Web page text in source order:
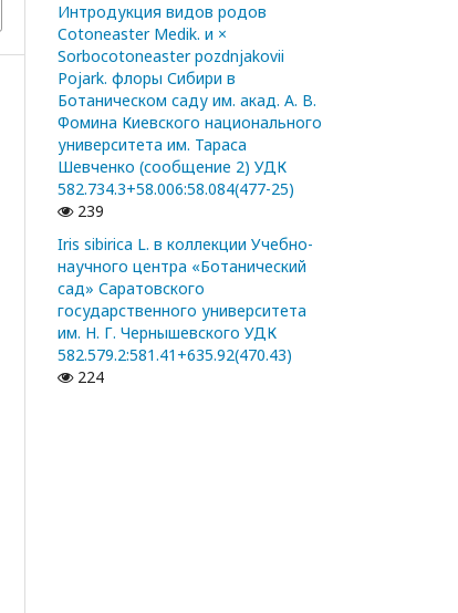
Интродукция видов родов
Cotoneaster Medik. и ×
Sorbocotoneaster pozdnjakovii
Pojark. флоры Сибири в
Ботаническом саду им. акад. А. В.
Фомина Киевского национального
университета им. Тараса
Шевченко (сообщение 2) УДК
582.734.3+58.006:58.084(477-25)
239
Iris sibirica L. в коллекции Учебно-
научного центра «Ботанический
сад» Саратовского
государственного университета
им. Н. Г. Чернышевского УДК
582.579.2:581.41+635.92(470.43)
224